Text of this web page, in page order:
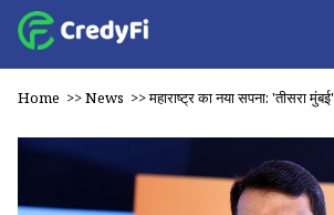
Home >>News >>महाराष्ट्र का नया सपना: 'तीसरा मुंबई'